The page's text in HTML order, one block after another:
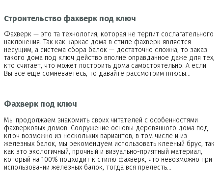
Строительство фахверк под ключ
Фахверк — это та технология, которая не терпит сослагательного
наклонения. Так как каркас дома в стиле фахверк является
несущим, а система сбора балок — достаточно сложна, то заказ
такого дома под ключ действо вполне оправданное даже для тех,
кто считает, что может построить дома самостоятельно. А если
Вы все еще сомневаетесь, то давайте рассмотрим плюсы…
Фахверк под ключ
Мы продолжаем знакомить своих читателей с особенностями
фахверковых домов. Сооружение основы деревянного дома под
ключ возможно из нескольких вариантов, в том числе и из
железных балок, мы рекомендуем использовать клееный брус, так
как это экологичный, прочный и визуально-приятный материал,
который на 100% подходит к стилю фахверк, что невозможно при
использовании железных балок, тогда вся прелесть…